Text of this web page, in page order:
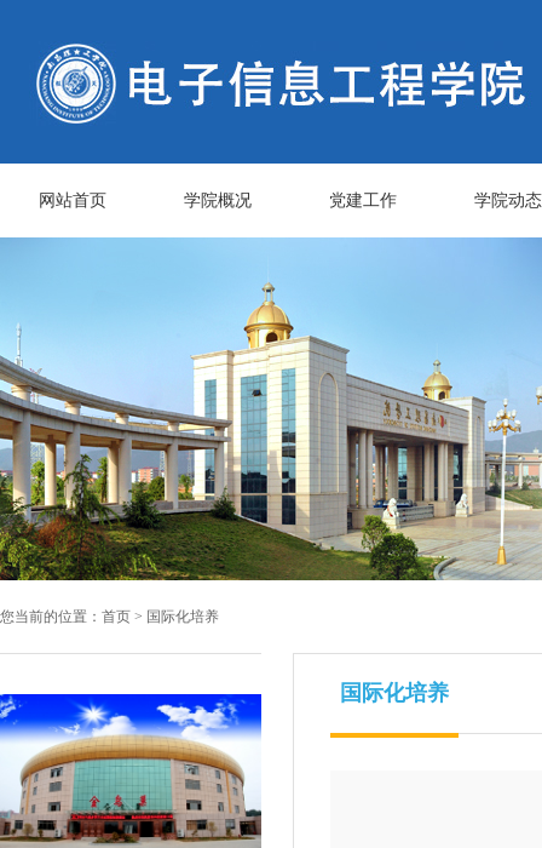
网站首页 学院概况 党建工作 学院动态
您当前的位置： 首页 > 国际化培养
国际化培养